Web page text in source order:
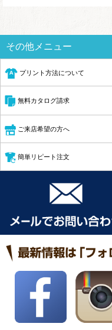
その他メニュー
プリント方法について
無料カタログ請求
ご来店希望の方へ
簡単リピート注文